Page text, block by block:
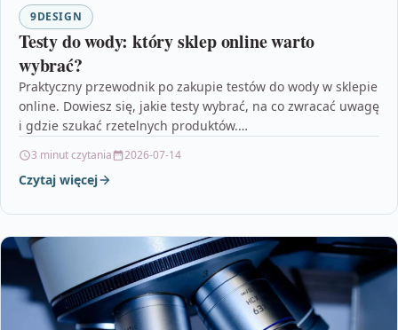
9DESIGN
Testy do wody: który sklep online warto
wybrać?
Praktyczny przewodnik po zakupie testów do wody w sklepie
online. Dowiesz się, jakie testy wybrać, na co zwracać uwagę
i gdzie szukać rzetelnych produktów.…
3 minut czytania 2026-07-14
Czytaj więcej